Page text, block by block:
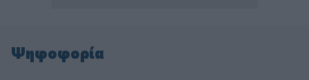
Ψηφοφορία